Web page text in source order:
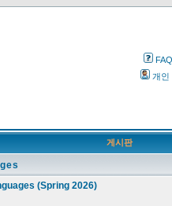
FAQ
개인
게시판
(Spring 2026)